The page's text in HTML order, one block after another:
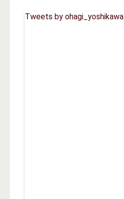
Tweets by ohagi_yoshikawa